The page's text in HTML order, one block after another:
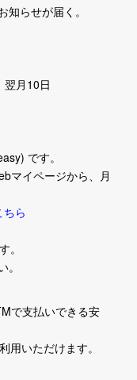
らせが届く。
翌月10日
です。
マイページから、月
ちら
。
で支払いできる安
用いただけます。